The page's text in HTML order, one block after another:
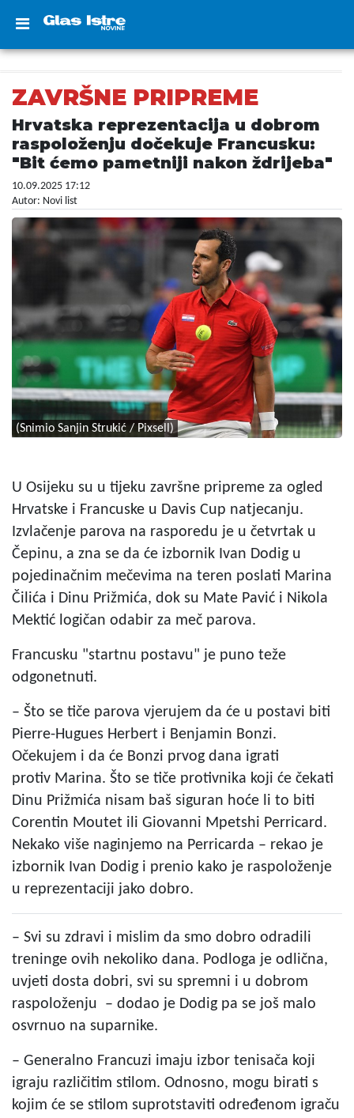
ZAVRŠNE PRIPREME
Hrvatska reprezentacija u dobrom
raspoloženju dočekuje Francusku:
"Bit ćemo pametniji nakon ždrijeba"
10.09.2025 17:12
Autor: Novi list
(Snimio Sanjin Strukić / Pixsell)
U Osijeku su u tijeku završne pripreme za ogled
Hrvatske i Francuske u Davis Cup natjecanju.
Izvlačenje parova na rasporedu je u četvrtak u
Čepinu, a zna se da će izbornik Ivan Dodig u
pojedinačnim mečevima na teren poslati Marina
Čilića i Dinu Prižmića, dok su Mate Pavić i Nikola
Mektić logičan odabir za meč parova.
Francusku "startnu postavu" je puno teže
odgonetnuti.
– Što se tiče parova vjerujem da će u postavi biti
Pierre-Hugues Herbert i Benjamin Bonzi.
Očekujem i da će Bonzi prvog dana igrati
protiv Marina. Što se tiče protivnika koji će čekati
Dinu Prižmića nisam baš siguran hoće li to biti
Corentin Moutet ili Giovanni Mpetshi Perricard.
Nekako više naginjemo na Perricarda – rekao je
izbornik Ivan Dodig i prenio kako je raspoloženje
u reprezentaciji jako dobro.
– Svi su zdravi i mislim da smo dobro odradili
treninge ovih nekoliko dana. Podloga je odlična,
uvjeti dosta dobri, svi su spremni i u dobrom
raspoloženju – dodao je Dodig pa se još malo
osvrnuo na suparnike.
– Generalno Francuzi imaju izbor tenisača koji
igraju različitim stilom. Odnosno, mogu birati s
kojim će se stilom suprotstaviti određenom igraču